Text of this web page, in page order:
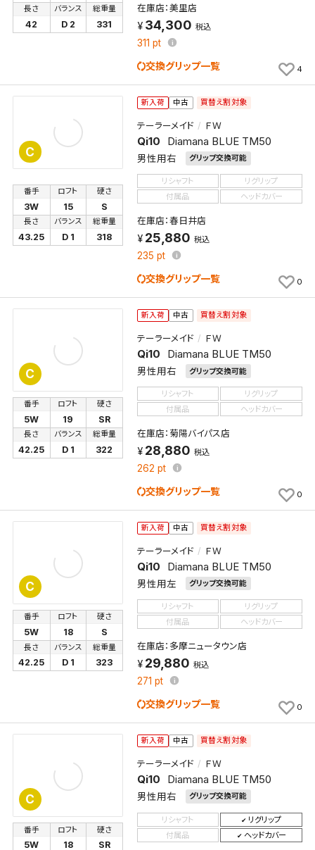
長さ
42
バランス
D 2
総重量
331
在庫店：美里店
34,300 税込
311 pt
交換グリップ一覧 4
C
新入荷 中古 買替え割対象
テーラーメイド ＦＷ
Qi10 Diamana BLUE TM50
男性用右 グリップ交換可能
番手
3W
ロフト
15
硬さ
S
長さ
43.25
バランス
D 1
総重量
318
リシャフト
リグリップ
付属品
ヘッドカバー
在庫店：春日井店
25,880 税込
235 pt
交換グリップ一覧 0
C
新入荷 中古 買替え割対象
テーラーメイド ＦＷ
Qi10 Diamana BLUE TM50
男性用右 グリップ交換可能
番手
5W
ロフト
19
硬さ
SR
長さ
42.25
バランス
D 1
総重量
322
リシャフト
リグリップ
付属品
ヘッドカバー
在庫店：菊陽バイパス店
28,880 税込
262 pt
交換グリップ一覧 0
C
新入荷 中古 買替え割対象
テーラーメイド ＦＷ
Qi10 Diamana BLUE TM50
男性用左 グリップ交換可能
番手
5W
ロフト
18
硬さ
S
長さ
42.25
バランス
D 1
総重量
323
リシャフト
リグリップ
付属品
ヘッドカバー
在庫店：多摩ニュータウン店
29,880 税込
271 pt
交換グリップ一覧 0
C
新入荷 中古 買替え割対象
テーラーメイド ＦＷ
Qi10 Diamana BLUE TM50
男性用右 グリップ交換可能
番手
5W
ロフト
18
硬さ
SR
リシャフト
リグリップ
付属品
ヘッドカバー
が入荷した際に、メール及びお客様のアカウント内の
「お知らせ」で通知します。
条件を変更したい場合は、マイページの「保存検索条
件一覧」から画面を表示し、条件を変更の上、保存し直
保存する
キャンセル